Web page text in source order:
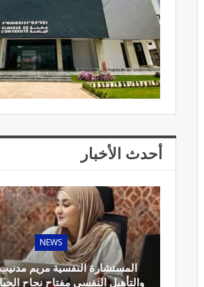
أحدث الأخبار
NEWS
المستشارة النفسية مريم
والتأهيل النفسي مفتاح نجاح